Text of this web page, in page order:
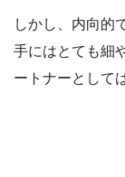
しかし、内向的
手にはとても細
ートナーとして